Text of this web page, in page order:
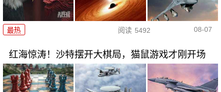
最热 阅读 5492 08-07
红海惊涛！沙特摆开大棋局，猫鼠游戏才刚开场